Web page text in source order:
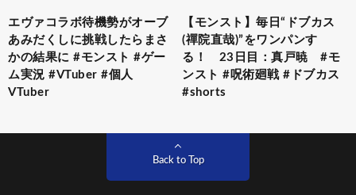
エヴァコラボ待機勢がオーブ
あみだくしに挑戦したらまさ
かの結果に #モンスト #ゲー
ム実況 #VTuber #個人
VTuber
【モンスト】毎日“ドブカス
(禪院直哉)”をワンパンす
る！ 23日目：真戸暁 #モ
ンスト #呪術廻戦 #ドブカス
#shorts
Back to Top